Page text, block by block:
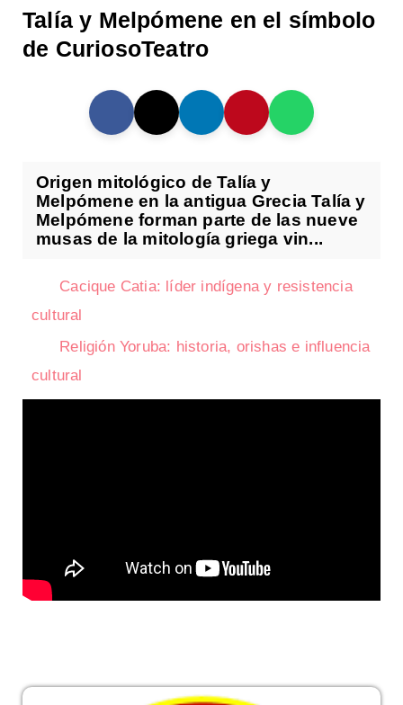
Talía y Melpómene en el símbolo
de CuriosoTeatro
Origen mitológico de Talía y
Melpómene en la antigua Grecia Talía y
Melpómene forman parte de las nueve
musas de la mitología griega vin...
Cacique Catia: líder indígena y resistencia
cultural
Religión Yoruba: historia, orishas e influencia
cultural